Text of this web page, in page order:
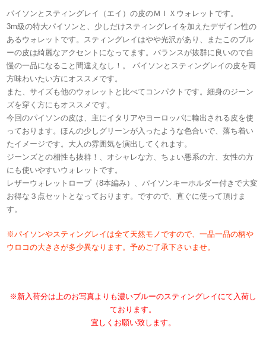
パイソンとスティングレイ（エイ）の皮のＭＩＸウォレットです。
3m級の特大パイソンと、少しだけスティングレイを加えたデザイン性の
あるウォレットです。スティングレイはやや光沢があり、またこのブル
ーの皮は綺麗なアクセントになってます。バランスが抜群に良いので自
慢の一品になること間違えなし！。 パイソンとスティングレイの皮を両
方味わいたい方にオススメです。
また、サイズも他のウォレットと比べてコンパクトです。細身のジーン
ズを穿く方にもオススメです。
今回のパイソンの皮は、主にイタリアやヨーロッパに輸出される皮を使
っております。ほんの少しグリーンが入ったような色合いで、落ち着い
たイメージです。大人の雰囲気を演出してくれます。
ジーンズとの相性も抜群！、オシャレな方、ちょい悪系の方、女性の方
にも使いやすいウォレットです。
レザーウォレットロープ（8本編み）、パイソンキーホルダー付きで大変
お得な３点セットとなっております。ですので、直ぐに使って頂けま
す。
※パイソンやスティングレイは全て天然モノですので、一品一品の柄や
ウロコの大きさが多少異なります。予めご了承下さいませ。
※新入荷分は上のお写真よりも濃いブルーのスティングレイにて入荷し
ております。
宜しくお願い致します。